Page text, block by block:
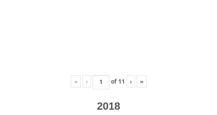
« ‹ of 11 › »
2018